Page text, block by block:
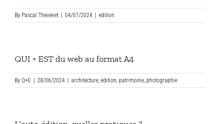
By Pascal Thevenet 04/07/2024 edition
QUI + EST du web au format A4
By Q+E 28/06/2024 architecture, edition, patrimoine, photographie